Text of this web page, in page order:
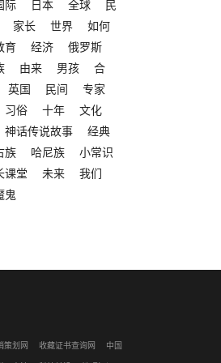
际 日本 全球
民
家长 世界
如何
育 经济
俄罗斯
由来 男孩
合
英国 民间
专家
习俗 十年
文化
神话传说故事
经典
族 哈尼族
小常识
课堂 未来
我们
鬼
策划网 收藏证书查询网 中国